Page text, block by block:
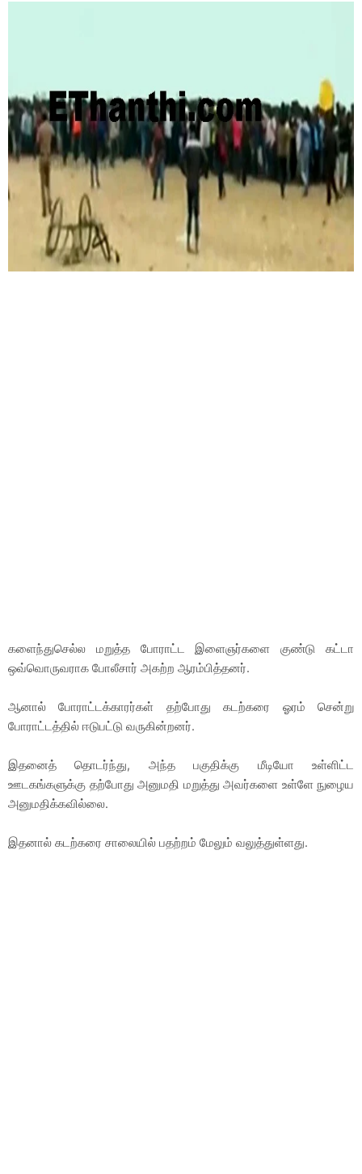
களைந்துசெல்ல மறுத்த போராட்ட இளைஞர்களை குண்டு கட்டா
ஒவ்வொருவராக போலீசார் அகற்ற ஆரம்பித்தனர்.
ஆனால் போராட்டக்காரர்கள் தற்போது கடற்கரை ஓரம் சென்று
போராட்டத்தில் ஈடுபட்டு வருகின்றனர்.
இதனைத் தொடர்ந்து, அந்த பகுதிக்கு மீடியோ உள்ளிட்ட
ஊடகங்களுக்கு தற்போது அனுமதி மறுத்து அவர்களை உள்ளே நுழைய
அனுமதிக்கவில்லை.
இதனால் கடற்கரை சாலையில் பதற்றம் மேலும் வலுத்துள்ளது.